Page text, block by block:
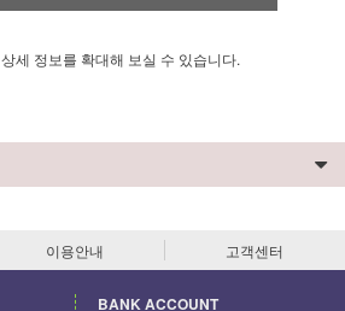
상세 정보를 확대해 보실 수 있습니다.
이용안내 고객센터
BANK ACCOUNT